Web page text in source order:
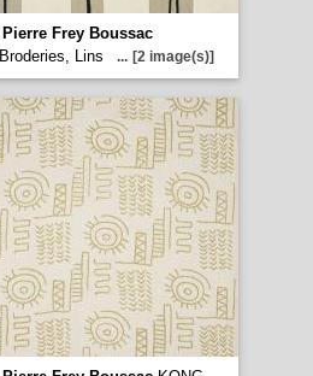
Pierre Frey Boussac
Lins
... [2 image(s)]